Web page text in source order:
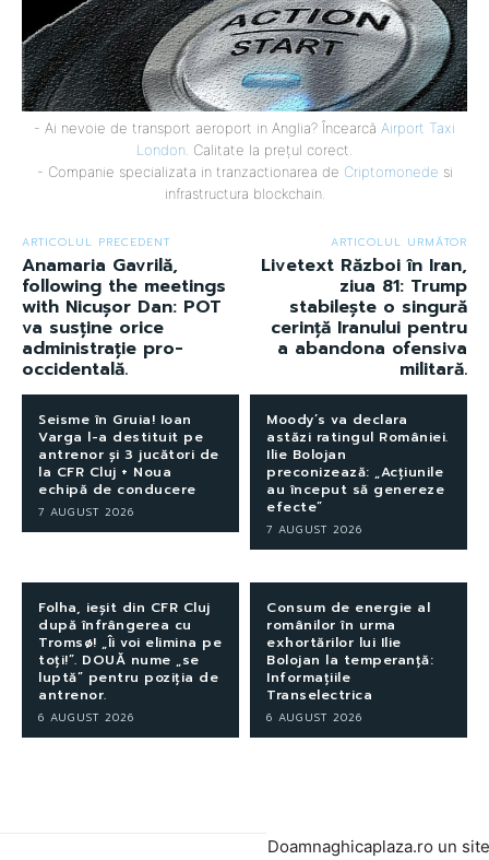
- Ai nevoie de transport aeroport in Anglia? Încearcă Airport Taxi
London . Calitate la prețul corect.
- Companie specializata in tranzactionarea de Criptomonede si
infrastructura blockchain.
ARTICOLUL PRECEDENT
Anamaria Gavrilă,
following the meetings
with Nicușor Dan: POT
va susține orice
administrație pro-
occidentală.
ARTICOLUL URMĂTOR
Livetext Război în Iran,
ziua 81: Trump
stabilește o singură
cerință Iranului pentru
a abandona ofensiva
militară.
Seisme în Gruia! Ioan
Varga l-a destituit pe
antrenor și 3 jucători de
la CFR Cluj + Noua
echipă de conducere
7 AUGUST 2026
Moody’s va declara
astăzi ratingul României.
Ilie Bolojan
preconizează: „Acțiunile
au început să genereze
efecte”
7 AUGUST 2026
Folha, ieșit din CFR Cluj
după înfrângerea cu
Tromsø! „Îi voi elimina pe
toți!”. DOUĂ nume „se
luptă” pentru poziția de
antrenor.
6 AUGUST 2026
Consum de energie al
românilor în urma
exhortărilor lui Ilie
Bolojan la temperanță:
Informațiile
Transelectrica
6 AUGUST 2026
Doamnaghicaplaza.ro un site